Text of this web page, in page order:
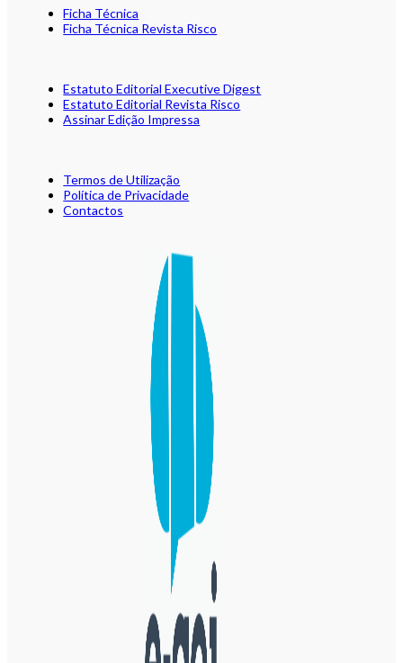
Ficha Técnica
Ficha Técnica Revista Risco
Estatuto Editorial Executive Digest
Estatuto Editorial Revista Risco
Assinar Edição Impressa
Termos de Utilização
Política de Privacidade
Contactos